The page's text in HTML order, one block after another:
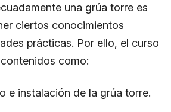
una grúa torre es
ciertos conocimientos
prácticas. Por ello, el curso
como:
e instalación de la grúa torre.